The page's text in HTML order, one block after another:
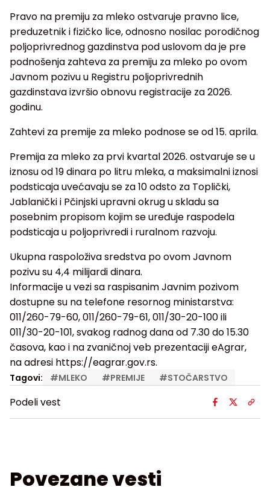
Pravo na premiju za mleko ostvaruje pravno lice,
preduzetnik i fizičko lice, odnosno nosilac porodičnog
poljoprivrednog gazdinstva pod uslovom da je pre
podnošenja zahteva za premiju za mleko po ovom
Javnom pozivu u Registru poljoprivrednih
gazdinstava izvršio obnovu registracije za 2026.
godinu.
Zahtevi za premije za mleko podnose se od 15. aprila.
Premija za mleko za prvi kvartal 2026. ostvaruje se u
iznosu od 19 dinara po litru mleka, a maksimalni iznosi
podsticaja uvećavaju se za 10 odsto za Toplički,
Jablanički i Pčinjski upravni okrug u skladu sa
posebnim propisom kojim se uređuje raspodela
podsticaja u poljoprivredi i ruralnom razvoju.
Ukupna raspoloživa sredstva po ovom Javnom
pozivu su 4,4 milijardi dinara.
Informacije u vezi sa raspisanim Javnim pozivom
dostupne su na telefone resornog ministarstva:
011/260-79-60, 011/260-79-61, 011/30-20-100 ili
011/30-20-101, svakog radnog dana od 7.30 do 15.30
časova, kao i na zvaničnoj veb prezentaciji eAgrar,
na adresi https://eagrar.gov.rs.
Tagovi: #MLEKO #PREMIJE #STOČARSTVO
Podeli vest
Povezane vesti